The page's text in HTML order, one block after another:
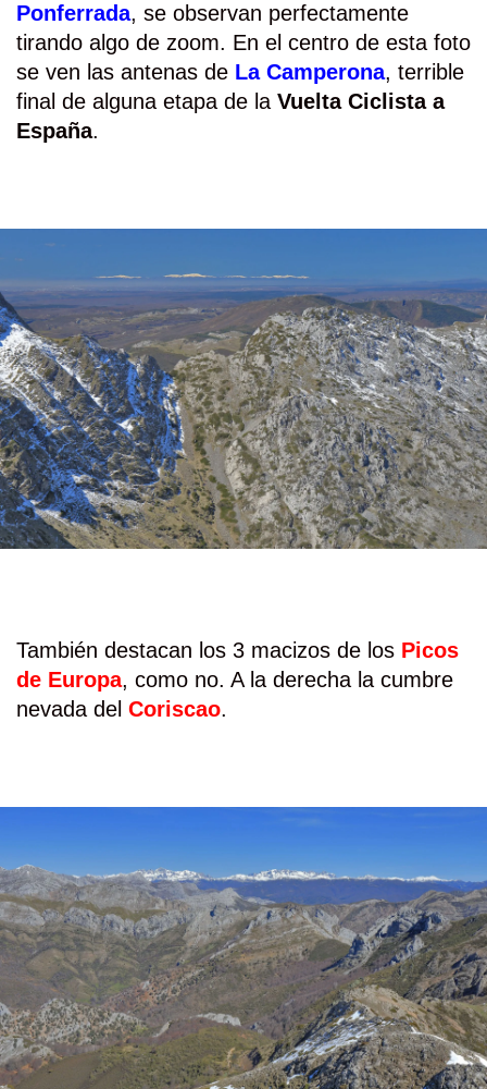
Ponferrada, se observan perfectamente
tirando algo de zoom. En el centro de esta foto
se ven las antenas de La Camperona, terrible
final de alguna etapa de la Vuelta Ciclista a
España.
También destacan los 3 macizos de los Picos
de Europa, como no. A la derecha la cumbre
nevada del Coriscao.